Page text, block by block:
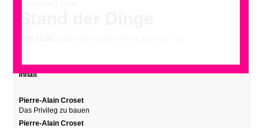
Inhalt
Pierre-Alain Croset
Das Privileg zu bauen
Pierre-Alain Croset